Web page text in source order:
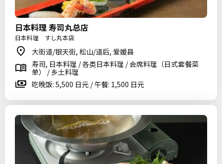
日本料理 寿司丸总店
日本料理 すし丸本店
大街道/银天街, 松山/道后, 爱媛县
寿司, 日本料理 / 各类日本料理 / 会席料理（日式套餐菜
单） / 乡土料理
吃晚饭: 5,500 日元 / 午餐: 1,500 日元